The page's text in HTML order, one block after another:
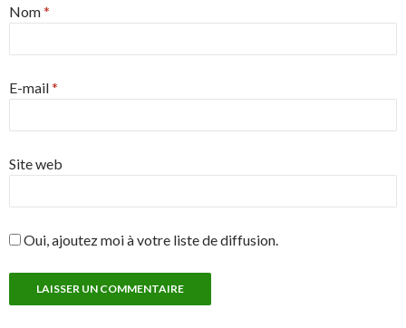
Nom*
E-mail*
Site web
Oui, ajoutez moi à votre liste de diffusion.